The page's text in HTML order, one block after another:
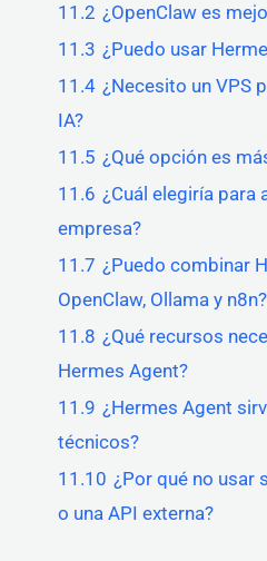
11.2 ¿OpenClaw es
11.3 ¿Puedo usar
11.4 ¿Necesito un VPS
IA?
11.5 ¿Qué opción es
11.6 ¿Cuál elegiría para
empresa?
11.7 ¿Puedo combinar
OpenClaw, Ollama y n8n?
11.8 ¿Qué recursos
Hermes Agent?
11.9 ¿Hermes Agent
técnicos?
11.10 ¿Por qué no usar
o una API externa?